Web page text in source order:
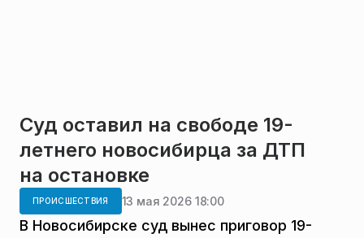
Суд оставил на свободе 19-
летнего новосибирца за ДТП
на остановке
ПРОИСШЕСТВИЯ 13 мая 2026 18:00
В Новосибирске суд вынес приговор 19-